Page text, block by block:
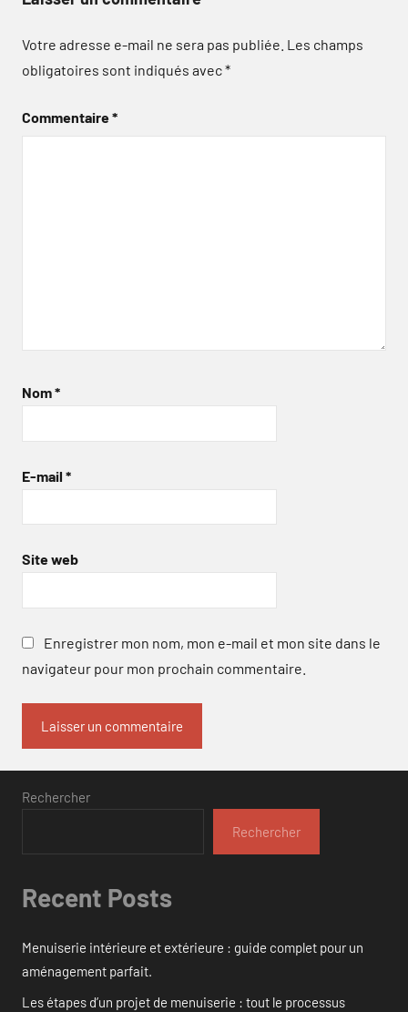
Votre adresse e-mail ne sera pas publiée. Les champs
obligatoires sont indiqués avec*
Commentaire*
Nom*
E-mail *
Site web
Enregistrer mon nom, mon e-mail et mon site dans le
navigateur pour mon prochain commentaire.
Rechercher
Rechercher
Recent Posts
Menuiserie intérieure et extérieure : guide complet pour un
aménagement parfait.
Les étapes d’un projet de menuiserie : tout le processus